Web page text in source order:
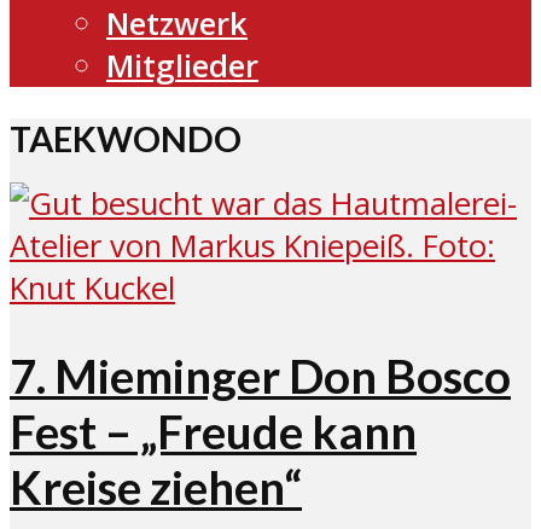
Netzwerk
Mitglieder
TAEKWONDO
7. Mieminger Don Bosco
Fest – „Freude kann
Kreise ziehen“